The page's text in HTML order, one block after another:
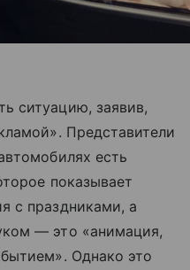
ситуацию, заявив,
Представители
есть
показывает
с праздниками, а
— это «анимация,
Однако это